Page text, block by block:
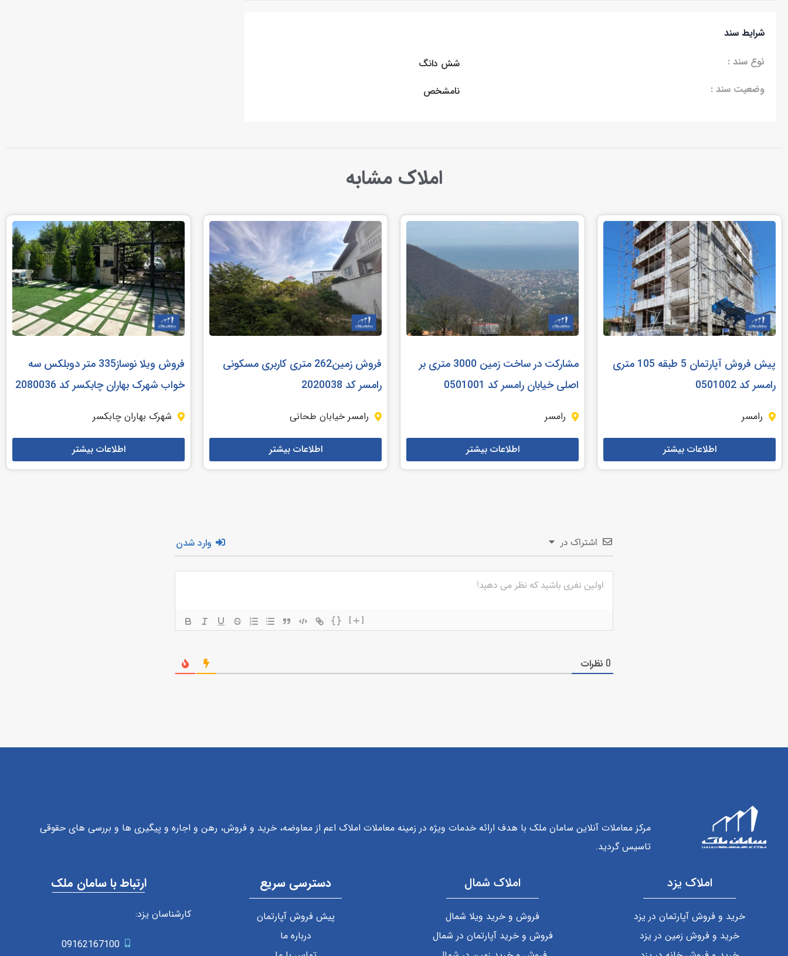
شرایط سند
نوع سند :
شش دانگ
وضعیت سند :
نامشخص
املاک مشابه
پیش فروش آپارتمان 5 طبقه 105 متری
رامسر کد 0501002
رامسر
اطلاعات بیشتر
مشارکت در ساخت زمین 3000 متری بر
اصلی خیابان رامسر کد 0501001
رامسر
اطلاعات بیشتر
فروش زمین262 متری کاربری مسکونی
رامسر کد 2020038
رامسر خیابان طحانی
اطلاعات بیشتر
فروش ویلا نوساز335 متر دوبلکس سه
خواب شهرک بهاران چابکسر کد 2080036
شهرک بهاران چابکسر
اطلاعات بیشتر
اشتراک در وارد شدن
{} [+]
0نظرات
مرکز معاملات آنلاین سامان ملک با هدف ارائه خدمات ویژه در زمینه معاملات املاک اعم از معاوضه، خرید و فروش، رهن و اجاره و پیگیری ها و بررسی های حقوقی
تاسیس گردید.
املاک یزد
خرید و فروش آپارتمان در یزد
خرید و فروش زمین در یزد
املاک شمال
فروش و خرید ویلا شمال
فروش و خرید آپارتمان در شمال
دسترسی سریع
پیش فروش آپارتمان
درباره ما
ارتباط با سامان ملک
کارشناسان یزد:
09162167100